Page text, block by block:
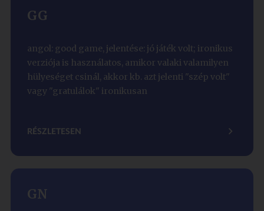
GG
angol: good game, jelentése: jó játék volt; ironikus
verziója is használatos, amikor valaki valamilyen
hülyeséget csinál, akkor kb. azt jelenti "szép volt"
vagy "gratulálok" ironikusan
RÉSZLETESEN
GN